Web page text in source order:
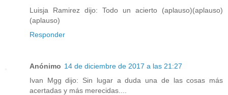
Luisja Ramirez dijo: Todo un acierto (aplauso)(aplauso)
(aplauso)
Responder
Anónimo 14 de diciembre de 2017 a las 21:27
Ivan Mgg dijo: Sin lugar a duda una de las cosas más
acertadas y más merecidas....